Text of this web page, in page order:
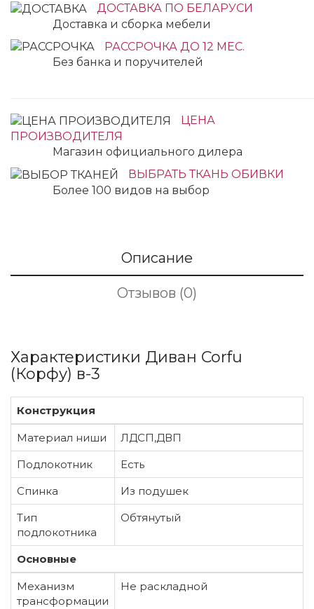
ДОСТАВКА ПО БЕЛАРУСИ
Доставка и сборка мебели
РАССРОЧКА ДО 12 МЕС.
Без банка и поручителей
ЦЕНА
ПРОИЗВОДИТЕЛЯ
Магазин официального дилера
ВЫБРАТЬ ТКАНЬ ОБИВКИ
Более 100 видов на выбор
Описание
Отзывов (0)
Характеристики Диван Corfu
(Корфу) в-3
Конструкция
Материал ниши
ЛДСП,ДВП
Подлокотник
Есть
Спинка
Из подушек
Тип
подлокотника
Обтянутый
Основные
Механизм
трансформации
Не раскладной